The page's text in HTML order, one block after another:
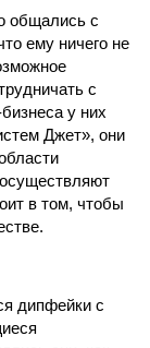
общались с
ему ничего не
с
у них
Джет», они
осуществляют
в том, чтобы
дипфейки с